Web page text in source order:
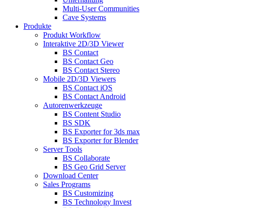
Multi-User Communities
Cave Systems
Produkte
Produkt Workflow
Interaktive 2D/3D Viewer
BS Contact
BS Contact Geo
BS Contact Stereo
Mobile 2D/3D Viewers
BS Contact iOS
BS Contact Android
Autorenwerkzeuge
BS Content Studio
BS SDK
BS Exporter for 3ds max
BS Exporter for Blender
Server Tools
BS Collaborate
BS Geo Grid Server
Download Center
Sales Programs
BS Customizing
BS Technology Invest